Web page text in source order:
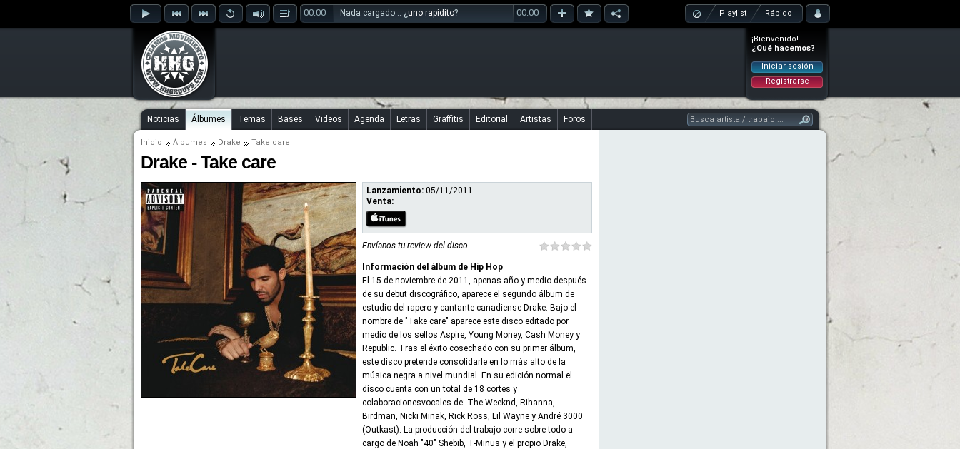
00:00 Nada cargado... ¿uno rapidito? 00:00 Playlist Rápido
¡Bienvenido!
¿Qué hacemos?
Iniciar sesión
Registrarse
Noticias Álbumes Temas Bases Videos Agenda Letras Graffitis Editorial Artistas Foros
Inicio Álbumes Drake Take care
Drake - Take care
Lanzamiento: 05/11/2011
Venta:
Envíanos tu review del disco
Información del álbum de Hip Hop
El 15 de noviembre de 2011, apenas año y medio después
de su debut discográfico, aparece el segundo álbum de
estudio del rapero y cantante canadiense Drake. Bajo el
nombre de "Take care" aparece este disco editado por
medio de los sellos Aspire, Young Money, Cash Money y
Republic. Tras el éxito cosechado con su primer álbum,
este disco pretende consolidarle en lo más alto de la
música negra a nivel mundial. En su edición normal el
disco cuenta con un total de 18 cortes y
colaboracionesvocales de: The Weeknd, Rihanna,
Birdman, Nicki Minak, Rick Ross, Lil Wayne y André 3000
(Outkast). La producción del trabajo corre sobre todo a
cargo de Noah "40" Shebib, T-Minus y el propio Drake,